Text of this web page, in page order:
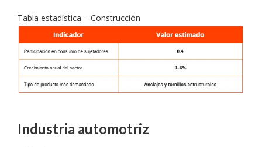
Tabla estadística – Construcción
Industria automotriz